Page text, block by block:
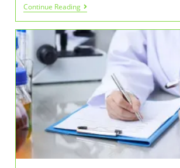
Continue ReadingҚазақстанда
АӘД
Ережелері
Жаңартылды:
Армия
Әскерге
Шақырылушылардың
Дайындығын
Күшейтуде